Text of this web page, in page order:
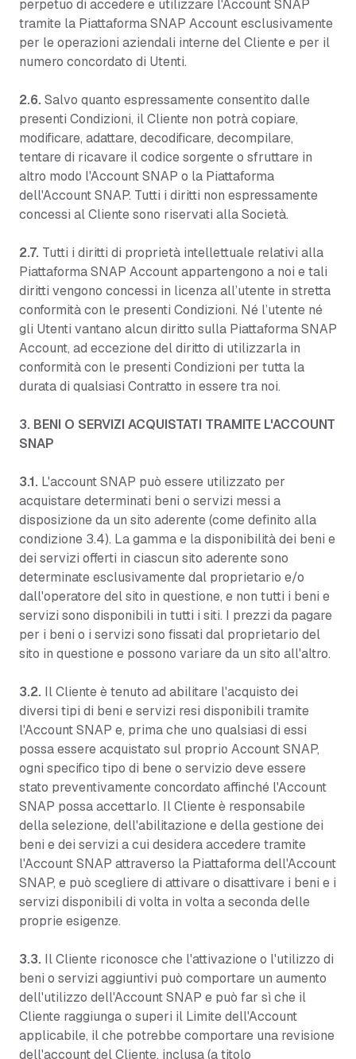
perpetuo di accedere e utilizzare l'Account SNAP
tramite la Piattaforma SNAP Account esclusivamente
per le operazioni aziendali interne del Cliente e per il
numero concordato di Utenti.
2.6. Salvo quanto espressamente consentito dalle
presenti Condizioni, il Cliente non potrà copiare,
modificare, adattare, decodificare, decompilare,
tentare di ricavare il codice sorgente o sfruttare in
altro modo l'Account SNAP o la Piattaforma
dell'Account SNAP. Tutti i diritti non espressamente
concessi al Cliente sono riservati alla Società.
2.7. Tutti i diritti di proprietà intellettuale relativi alla
Piattaforma SNAP Account appartengono a noi e tali
diritti vengono concessi in licenza all’utente in stretta
conformità con le presenti Condizioni. Né l’utente né
gli Utenti vantano alcun diritto sulla Piattaforma SNAP
Account, ad eccezione del diritto di utilizzarla in
conformità con le presenti Condizioni per tutta la
durata di qualsiasi Contratto in essere tra noi.
3. BENI O SERVIZI ACQUISTATI TRAMITE L'ACCOUNT
SNAP
3.1. L'account SNAP può essere utilizzato per
acquistare determinati beni o servizi messi a
disposizione da un sito aderente (come definito alla
condizione 3.4). La gamma e la disponibilità dei beni e
dei servizi offerti in ciascun sito aderente sono
determinate esclusivamente dal proprietario e/o
dall'operatore del sito in questione, e non tutti i beni e
servizi sono disponibili in tutti i siti. I prezzi da pagare
per i beni o i servizi sono fissati dal proprietario del
sito in questione e possono variare da un sito all'altro.
3.2. Il Cliente è tenuto ad abilitare l'acquisto dei
diversi tipi di beni e servizi resi disponibili tramite
l'Account SNAP e, prima che uno qualsiasi di essi
possa essere acquistato sul proprio Account SNAP,
ogni specifico tipo di bene o servizio deve essere
stato preventivamente concordato affinché l'Account
SNAP possa accettarlo. Il Cliente è responsabile
della selezione, dell'abilitazione e della gestione dei
beni e dei servizi a cui desidera accedere tramite
l'Account SNAP attraverso la Piattaforma dell'Account
SNAP, e può scegliere di attivare o disattivare i beni e i
servizi disponibili di volta in volta a seconda delle
proprie esigenze.
3.3. Il Cliente riconosce che l'attivazione o l'utilizzo di
beni o servizi aggiuntivi può comportare un aumento
dell'utilizzo dell'Account SNAP e può far sì che il
Cliente raggiunga o superi il Limite dell'Account
applicabile, il che potrebbe comportare una revisione
dell'account del Cliente, inclusa (a titolo